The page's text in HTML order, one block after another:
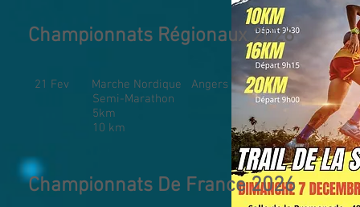
Championnats Régionaux 2026
21 Fev Marche Nordique Angers
Semi-Marathon
5km
10 km
Championnats De France2026